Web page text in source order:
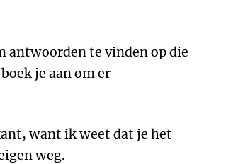
antwoorden te vinden op die
je aan om er
want ik weet dat je het
weg.